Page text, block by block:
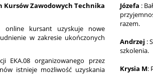
Kursów Zawodowych Technika
online kursant uzyskuje nowe
w zakresie ukończonych
EKA.08 organizowanego przez
istnieje możliwość uzyskania
Józefa :
razem.
Andrzej :
szkolenia.
Krysia M: